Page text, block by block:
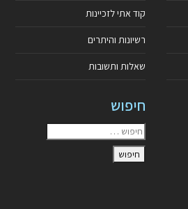
קוד אתי לזכיינות
רשיונות והיתרים
שאלות ותשובות
חיפוש